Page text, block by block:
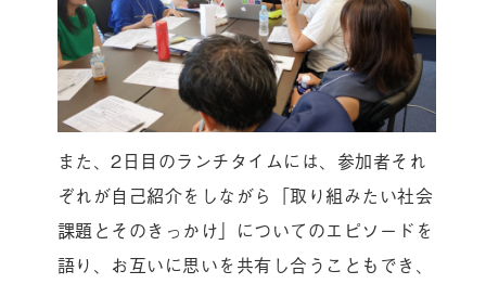
また、2日目のランチタイムには、参加者それ
ぞれが自己紹介をしながら「取り組みたい社会
課題とそのきっかけ」についてのエピソードを
語り、お互いに思いを共有し合うこともでき、